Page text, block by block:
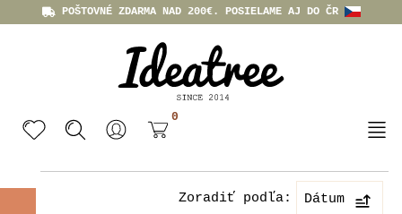
POŠTOVNÉ ZDARMA NAD 200€. POSIELAME AJ DO ČR
0
Zoradiť podľa: Dátum